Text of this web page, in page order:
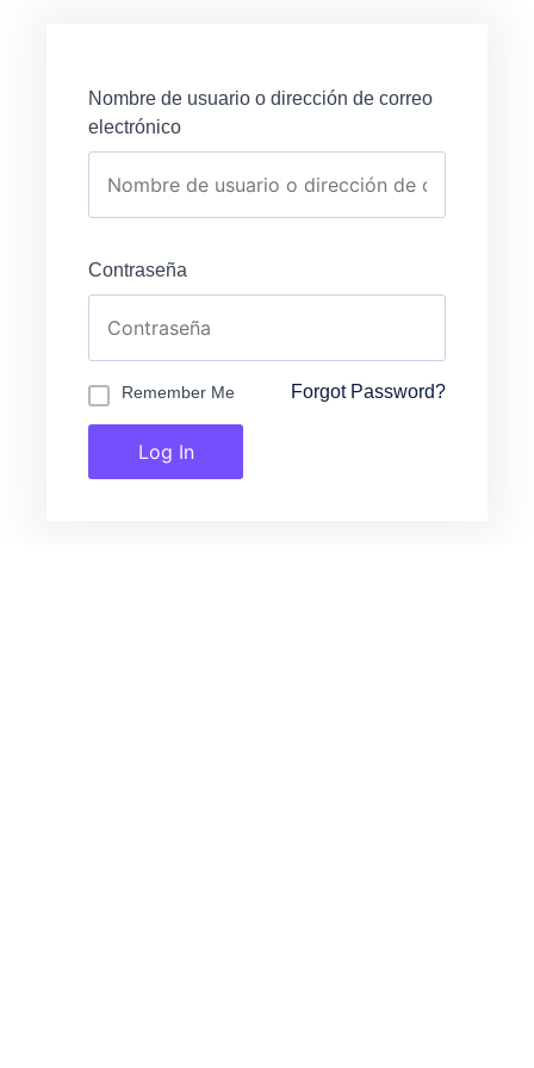
Nombre de usuario o dirección de correo
electrónico
Contraseña
Remember Me Forgot Password?
Log In